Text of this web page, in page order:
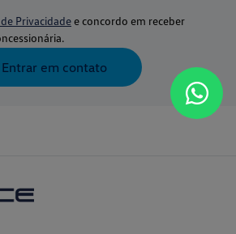
Privacidadee concordo em receber
Entrar em contato